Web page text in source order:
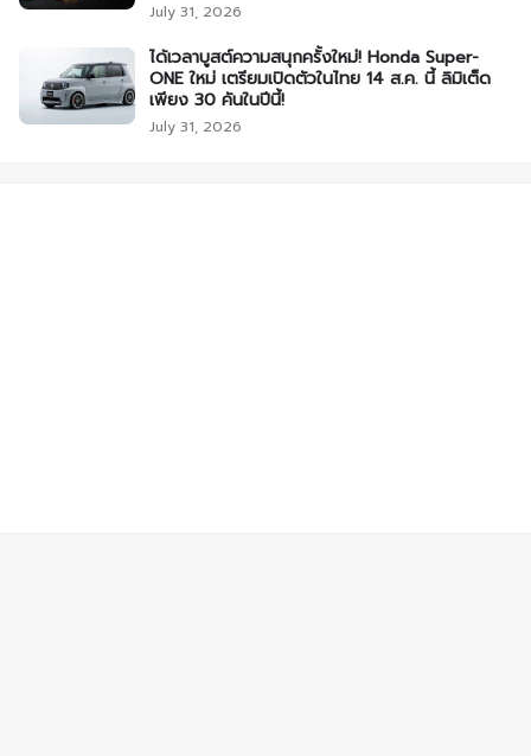
July 31, 2026
ได้เวลาบูสต์ความสนุกครั้งใหม่! Honda Super-
ONE ใหม่ เตรียมเปิดตัวในไทย 14 ส.ค. นี้ ลิมิเต็ด
เพียง 30 คันในปีนี้!
July 31, 2026